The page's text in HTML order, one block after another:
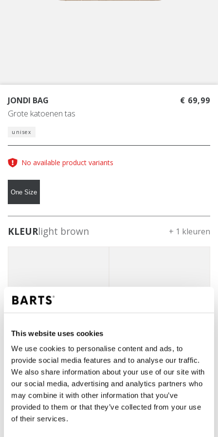
This website uses cookies
We use cookies to personalise content and ads, to
provide social media features and to analyse our traffic.
We also share information about your use of our site with
our social media, advertising and analytics partners who
may combine it with other information that you’ve
provided to them or that they’ve collected from your use
of their services.
JONDI BAG
Grote katoenen tas
€ 69,99
unisex
No available product variants
One Size
KLEURlight brown + 1 kleuren